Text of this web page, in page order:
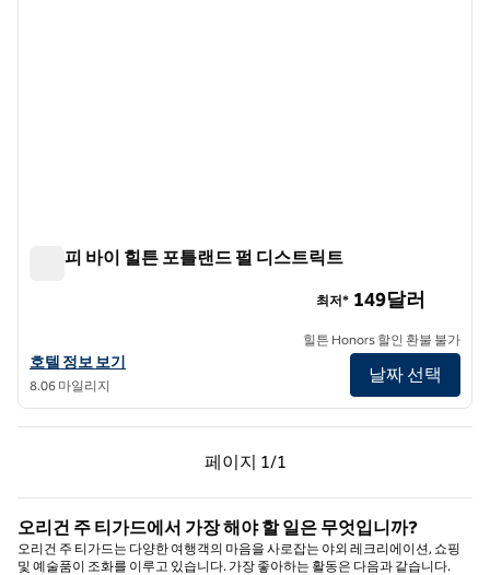
캐노피 바이 힐튼 포틀랜드 펄 디스트릭트
캐노피 바이 힐튼 포틀랜드 펄 디스트릭트의 호텔 정보 보기
호텔 정보 보기
8.06 마일리지
최저* 149달러
힐튼 Honors 할인 환불 불가
날짜 선택
페이지 1/1
이전 페이지, 1/1
페이지 1/1
오리건 주 티가드에서 가장 해야 할 일은 무엇입니까?
오리건 주 티가드는 다양한 여행객의 마음을 사로잡는 야외 레크리에이션, 쇼핑
및 예술품이 조화를 이루고 있습니다. 가장 좋아하는 활동은 다음과 같습니다.